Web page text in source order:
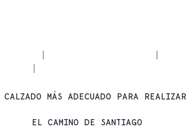
CALZADO MÁS ADECUADO PARA REALIZAR
EL CAMINO DE SANTIAGO